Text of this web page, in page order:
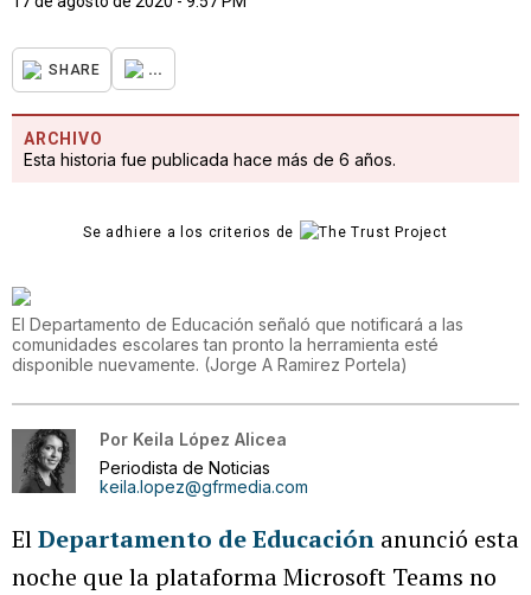
SHARE ...
ARCHIVO
Esta historia fue publicada hace más de 6 años.
Se adhiere a los criterios de
El Departamento de Educación señaló que notificará a las
comunidades escolares tan pronto la herramienta esté
disponible nuevamente. (Jorge A Ramirez Portela)
Por Keila López Alicea
Periodista de Noticias
keila.lopez@gfrmedia.com
ElDepartamento de Educación anunció esta
noche que la plataforma Microsoft Teams no